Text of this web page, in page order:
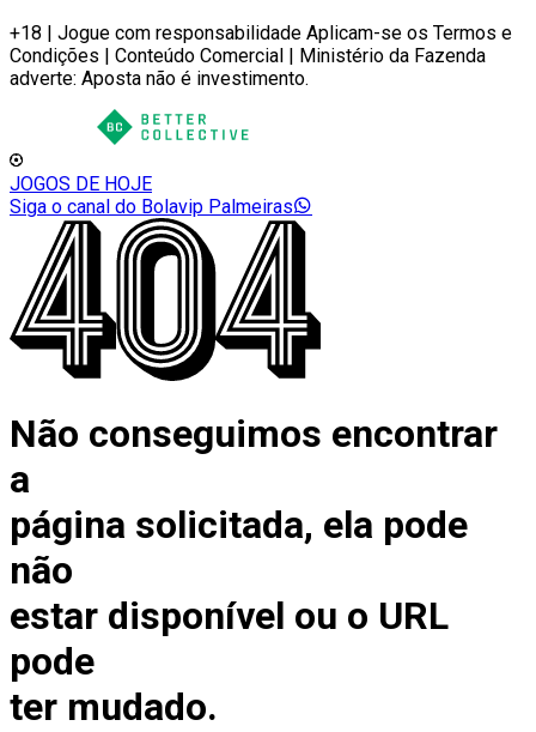
+18 | Jogue com responsabilidade Aplicam-se os Termos e
Condições | Conteúdo Comercial | Ministério da Fazenda
adverte: Aposta não é investimento.
JOGOS DE HOJE
Siga o canal do Bolavip Palmeiras
Não conseguimos encontrar
a
página solicitada, ela pode
não
estar disponível ou o URL
pode
ter mudado.